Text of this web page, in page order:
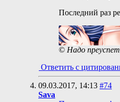
Последний раз
© Надо
Ответить с
09.03.2017, 14:13 #74
Sava